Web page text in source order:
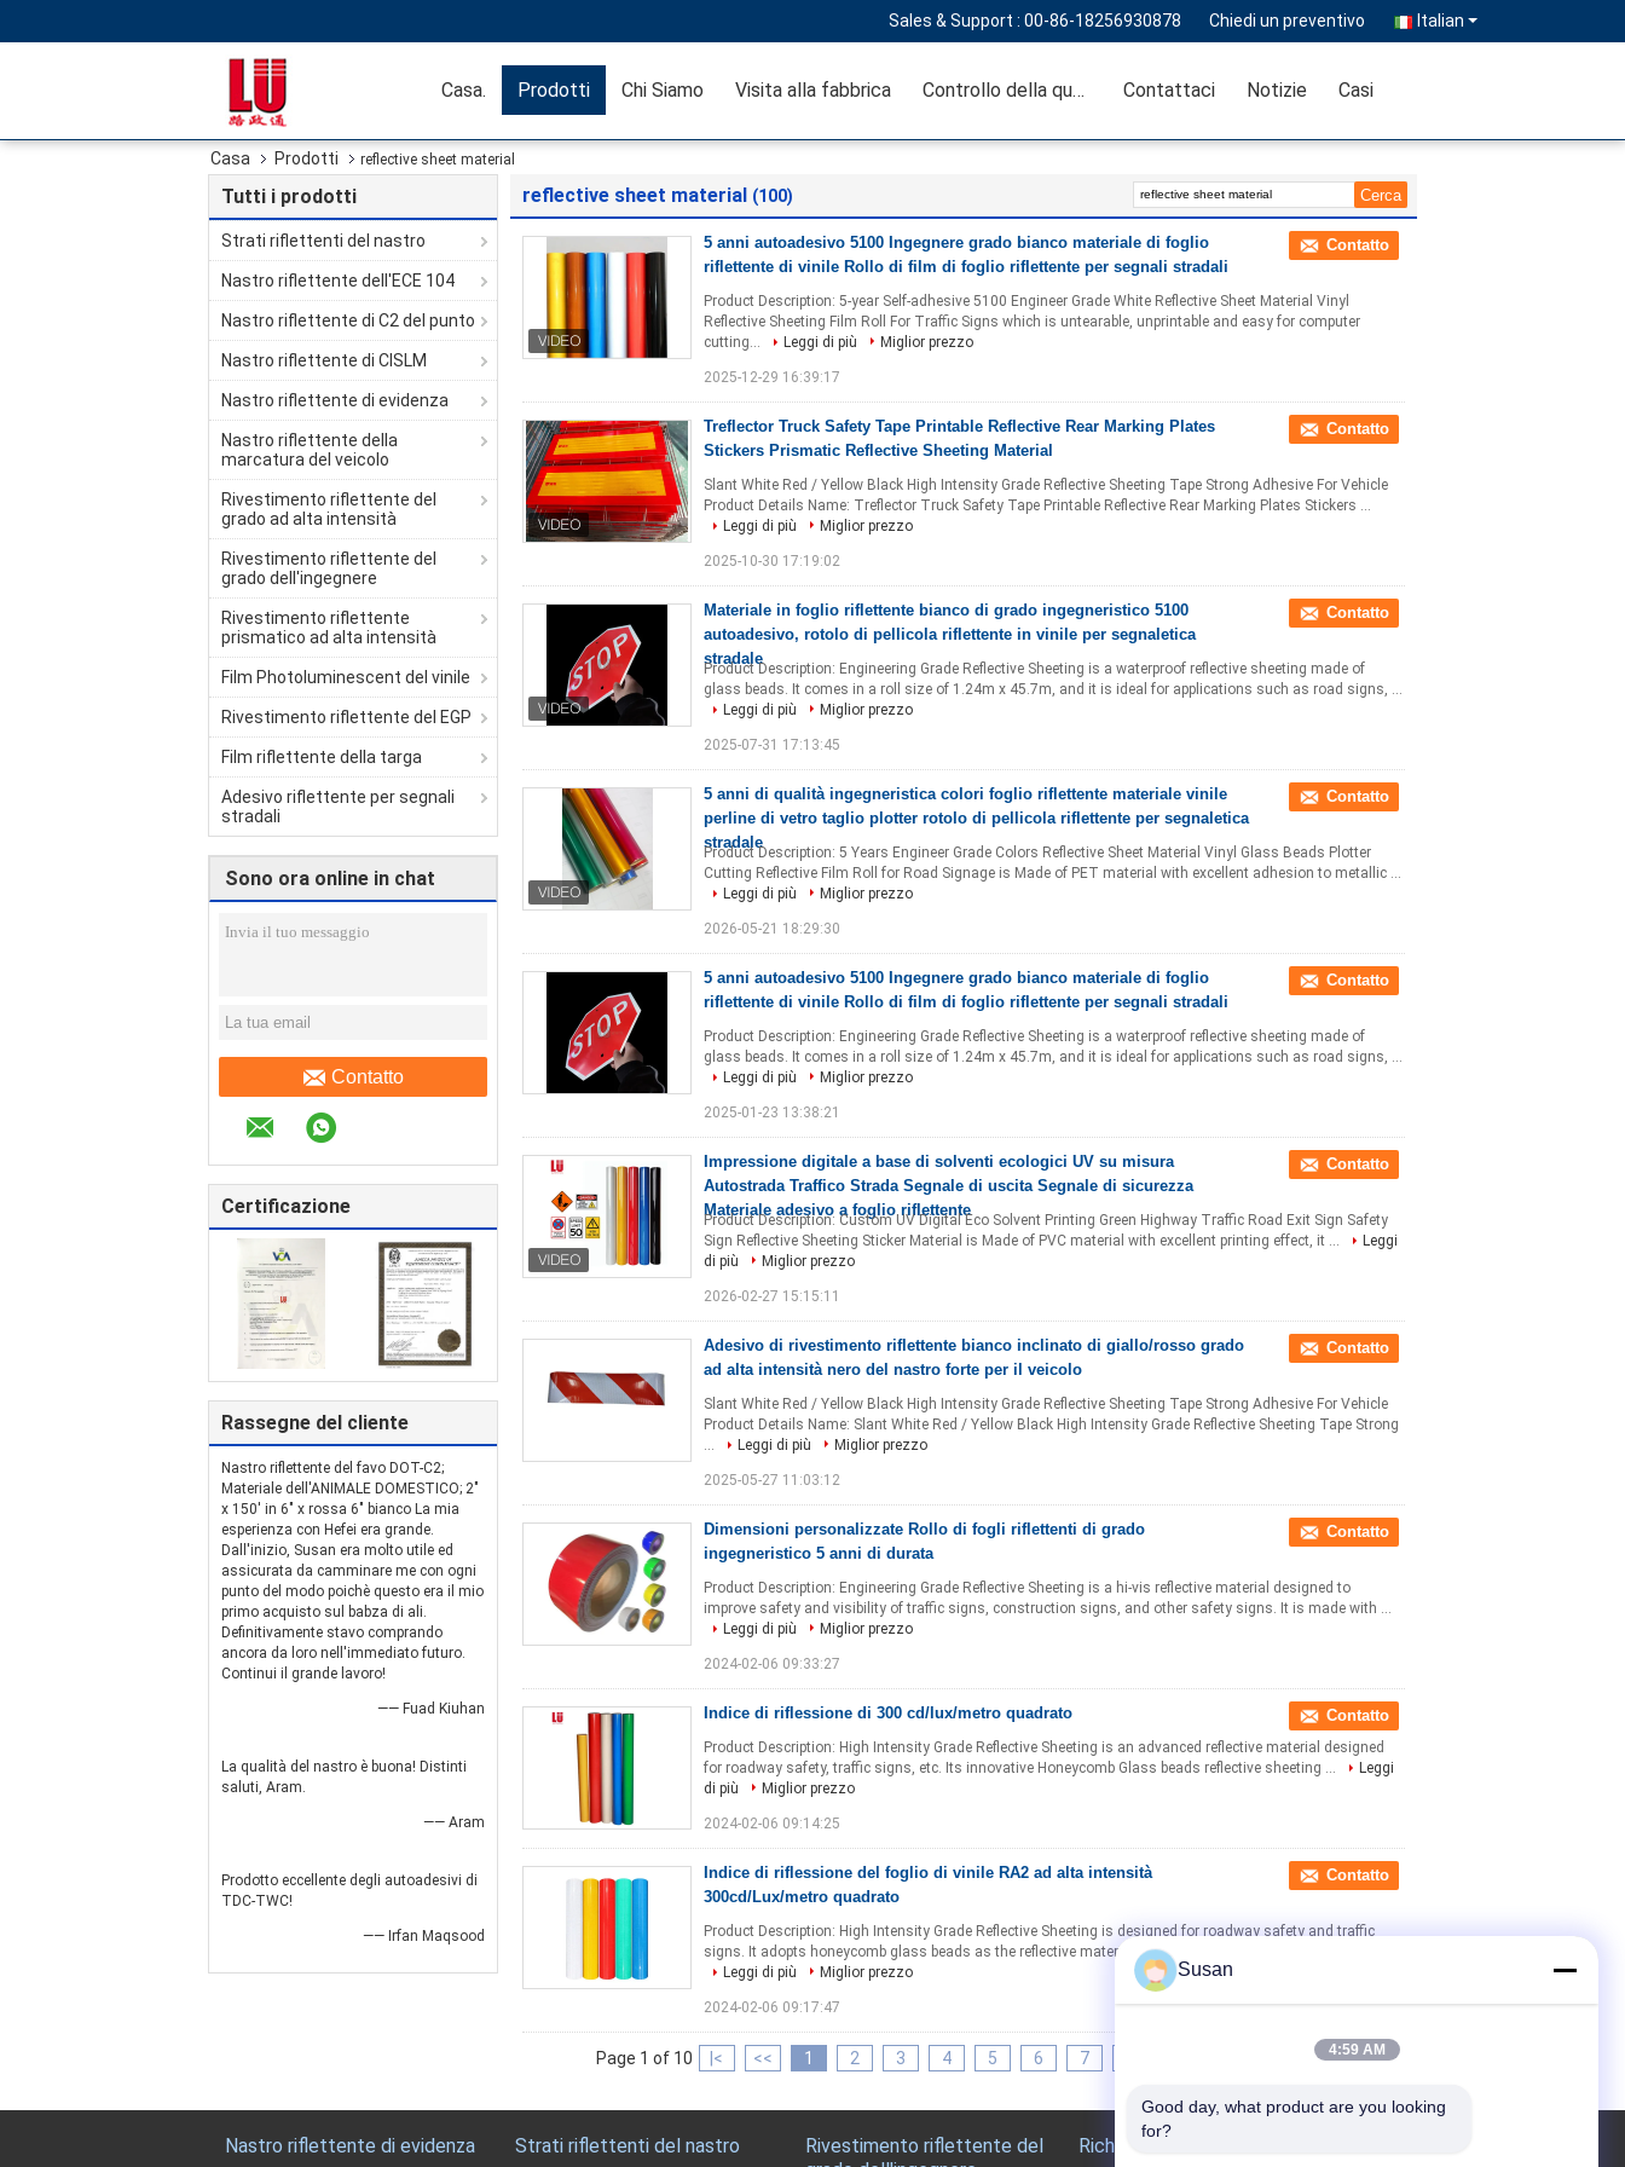
Sales & Support : 00-86-18256930878 Chiedi un preventivo Italian
Casa. Prodotti Chi Siamo Visita alla fabbrica Controllo della qualità Contattaci Notizie Casi
Casa Prodotti reflective sheet material
Tutti i prodotti
Strati riflettenti del nastro
Nastro riflettente dell'ECE 104
Nastro riflettente di C2 del punto
Nastro riflettente di CISLM
Nastro riflettente di evidenza
Nastro riflettente della
marcatura del veicolo
Rivestimento riflettente del
grado ad alta intensità
Rivestimento riflettente del
grado dell'ingegnere
Rivestimento riflettente
prismatico ad alta intensità
Film Photoluminescent del vinile
Rivestimento riflettente del EGP
Film riflettente della targa
Adesivo riflettente per segnali
stradali
Sono ora online in chat
Contatto
Certificazione
Rassegne del cliente
Nastro riflettente del favo DOT-C2;
Materiale dell'ANIMALE DOMESTICO; 2"
x 150' in 6" x rossa 6" bianco La mia
esperienza con Hefei era grande.
Dall'inizio, Susan era molto utile ed
assicurata da camminare me con ogni
punto del modo poichè questo era il mio
primo acquisto sul babza di ali.
Definitivamente stavo comprando
ancora da loro nell'immediato futuro.
Continui il grande lavoro!
—— Fuad Kiuhan
La qualità del nastro è buona! Distinti
saluti, Aram.
—— Aram
Prodotto eccellente degli autoadesivi di
TDC-TWC!
—— Irfan Maqsood
reflective sheet material (100)
5 anni autoadesivo 5100 Ingegnere grado bianco materiale di foglio
riflettente di vinile Rollo di film di foglio riflettente per segnali stradali
Contatto
Product Description: 5-year Self-adhesive 5100 Engineer Grade White Reflective Sheet Material Vinyl
Reflective Sheeting Film Roll For Traffic Signs which is untearable, unprintable and easy for computer
cutting...
Leggi di più Miglior prezzo
2025-12-29 16:39:17
Treflector Truck Safety Tape Printable Reflective Rear Marking Plates
Stickers Prismatic Reflective Sheeting Material
Contatto
Slant White Red / Yellow Black High Intensity Grade Reflective Sheeting Tape Strong Adhesive For Vehicle
Product Details Name: Treflector Truck Safety Tape Printable Reflective Rear Marking Plates Stickers ...
Leggi di più
Miglior prezzo
2025-10-30 17:19:02
Materiale in foglio riflettente bianco di grado ingegneristico 5100
autoadesivo, rotolo di pellicola riflettente in vinile per segnaletica
stradale
Contatto
Product Description: Engineering Grade Reflective Sheeting is a waterproof reflective sheeting made of
glass beads. It comes in a roll size of 1.24m x 45.7m, and it is ideal for applications such as road signs, ...
Leggi di più
Miglior prezzo
2025-07-31 17:13:45
5 anni di qualità ingegneristica colori foglio riflettente materiale vinile
perline di vetro taglio plotter rotolo di pellicola riflettente per segnaletica
stradale
Contatto
Product Description: 5 Years Engineer Grade Colors Reflective Sheet Material Vinyl Glass Beads Plotter
Cutting Reflective Film Roll for Road Signage is Made of PET material with excellent adhesion to metallic ...
Leggi di più
Miglior prezzo
2026-05-21 18:29:30
5 anni autoadesivo 5100 Ingegnere grado bianco materiale di foglio
riflettente di vinile Rollo di film di foglio riflettente per segnali stradali
Contatto
Product Description: Engineering Grade Reflective Sheeting is a waterproof reflective sheeting made of
glass beads. It comes in a roll size of 1.24m x 45.7m, and it is ideal for applications such as road signs, ...
Leggi di più
Miglior prezzo
2025-01-23 13:38:21
Impressione digitale a base di solventi ecologici UV su misura
Autostrada Traffico Strada Segnale di uscita Segnale di sicurezza
Materiale adesivo a foglio riflettente
Contatto
Product Description: Custom UV Digital Eco Solvent Printing Green Highway Traffic Road Exit Sign Safety
Sign Reflective Sheeting Sticker Material is Made of PVC material with excellent printing effect, it ...
Leggi
di più
Miglior prezzo
2026-02-27 15:15:11
Adesivo di rivestimento riflettente bianco inclinato di giallo/rosso grado
ad alta intensità nero del nastro forte per il veicolo
Contatto
Slant White Red / Yellow Black High Intensity Grade Reflective Sheeting Tape Strong Adhesive For Vehicle
Product Details Name: Slant White Red / Yellow Black High Intensity Grade Reflective Sheeting Tape Strong
...
Leggi di più Miglior prezzo
2025-05-27 11:03:12
Dimensioni personalizzate Rollo di fogli riflettenti di grado
ingegneristico 5 anni di durata
Contatto
Product Description: Engineering Grade Reflective Sheeting is a hi-vis reflective material designed to
improve safety and visibility of traffic signs, construction signs, and other safety signs. It is made with ...
Leggi di più
Miglior prezzo
2024-02-06 09:33:27
Indice di riflessione di 300 cd/lux/metro quadrato Contatto
Product Description: High Intensity Grade Reflective Sheeting is an advanced reflective material designed
for roadway safety, traffic signs, etc. Its innovative Honeycomb Glass beads reflective sheeting ...
Leggi
di più
Miglior prezzo
2024-02-06 09:14:25
Indice di riflessione del foglio di vinile RA2 ad alta intensità
300cd/Lux/metro quadrato
Contatto
Product Description: High Intensity Grade Reflective Sheeting is designed for roadway safety and traffic
signs. It adopts honeycomb glass beads as the reflective material, providing a reflective index of over ...
Leggi di più
Miglior prezzo
2024-02-06 09:17:47
Page 1 of 10 |< << 1 2 3 4 5 6 7 >|
Nastro riflettente di evidenza Strati riflettenti del nastro
Rivestimento riflettente del
Richiedere un preventivo
Susan
4:59 AM
Good day, what product are you looking
for?